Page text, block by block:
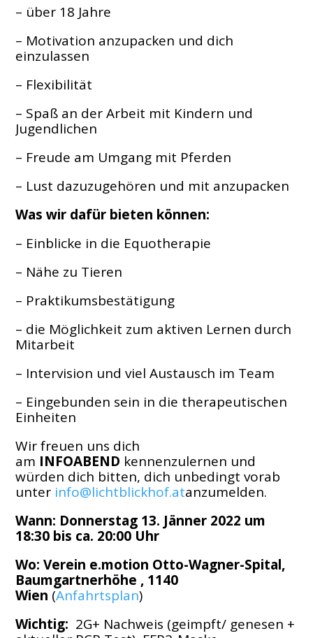
– über 18 Jahre
– Motivation anzupacken und dich
einzulassen
– Flexibilität
– Spaß an der Arbeit mit Kindern und
Jugendlichen
– Freude am Umgang mit Pferden
– Lust dazuzugehören und mit anzupacken
Was wir dafür bieten können:
– Einblicke in die Equotherapie
– Nähe zu Tieren
– Praktikumsbestätigung
– die Möglichkeit zum aktiven Lernen durch
Mitarbeit
– Intervision und viel Austausch im Team
– Eingebunden sein in die therapeutischen
Einheiten
Wir freuen uns dich
am INFOABEND kennenzulernen und
würden dich bitten, dich unbedingt vorab
unter info@lichtblickhof.atanzumelden.
Wann: Donnerstag 13. Jänner 2022 um
18:30 bis ca. 20:00 Uhr
Wo: Verein e.motion Otto-Wagner-Spital,
Baumgartnerhöhe , 1140
Wien (Anfahrtsplan)
Wichtig: 2G+ Nachweis (geimpft/ genesen +